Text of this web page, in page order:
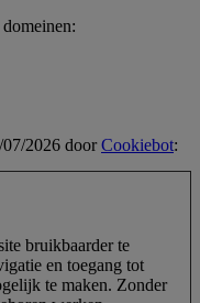
2026 doorCookiebot:
bruikbaarder te
en toegang tot
te maken. Zonder